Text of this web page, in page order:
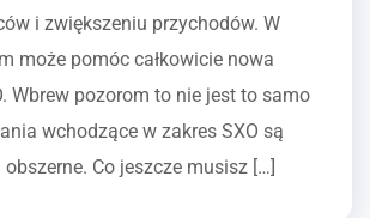
i zwiększeniu przychodów. W
może pomóc całkowicie nowa
Wbrew pozorom to nie jest to samo
wchodzące w zakres SXO są
Co jeszcze musisz […]